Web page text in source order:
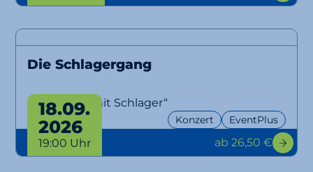
Die Schlagergang
„Aber bitte mit Schlager“
Konzert EventPlus
18.09.
2026
19:00 Uhr ab 26,50 €